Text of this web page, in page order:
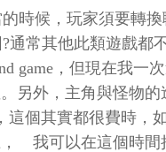
時候，玩家須要轉
通常其他此類遊戲都
game，但現在我一
另外，主角與怪物
個其實都很費時，
我可以在這個時間